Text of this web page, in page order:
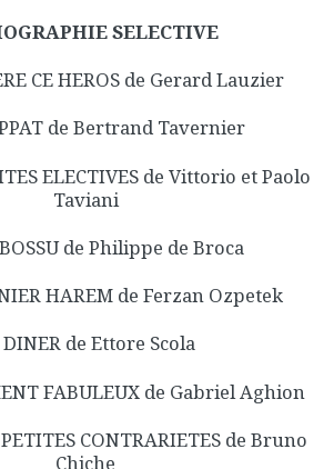
SELECTIVE
CE HEROS de Gerard Lauzier
de Bertrand Tavernier
ELECTIVES de Vittorio et Paolo
Taviani
de Philippe de Broca
HAREM de Ferzan Ozpetek
de Ettore Scola
FABULEUX de Gabriel Aghion
CONTRARIETES de Bruno
Chiche